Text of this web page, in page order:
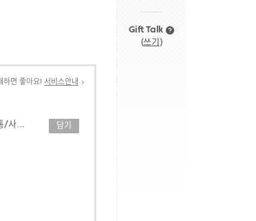
하면 좋아요! 서비스안내
[디즈니] 락앤락X텐바이텐 푸 쌀통/사료 보관함_10kg
담기
Gift Talk
(쓰기 )